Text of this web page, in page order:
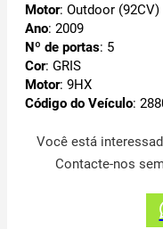
Motor: Outdoor (92CV)
Ano: 2009
Nº de portas: 5
Cor: GRIS
Motor: 9HX
Código do Veículo:
Você está
Contacte-nos